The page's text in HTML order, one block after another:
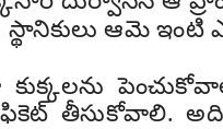
స్థానికులు ఆమె ఇంటి
తీసుకోవాలి.